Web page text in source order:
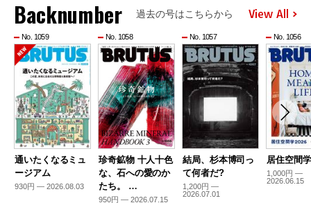
Backnumber 過去の号はこちらから View All
No. 1059
通いたくなるミュ
ージアム
930円 — 2026.08.03
No. 1058
珍奇鉱物 十人十色
な、石への愛のか
たち。 …
950円 — 2026.07.15
No. 1057
結局、杉本博司っ
て何者だ?
1,200円 —
2026.07.01
No. 1056
居住空間
1,000円 —
2026.06.15